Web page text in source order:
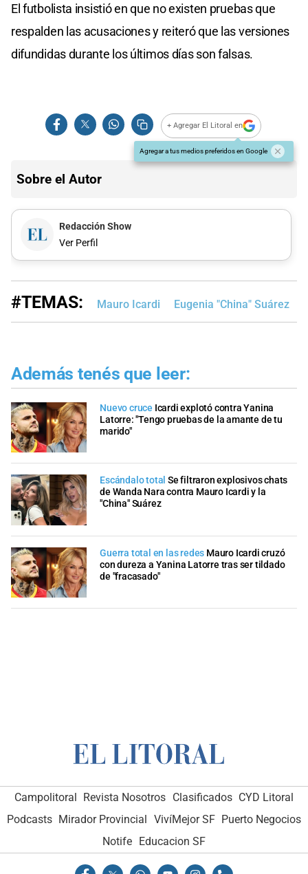
El futbolista insistió en que no existen pruebas que
respalden las acusaciones y reiteró que las versiones
difundidas durante los últimos días son falsas.
+ Agregar El Litoral en
Agregar a tus medios preferidos en Google
Sobre el Autor
Redacción Show
Ver Perfil
#TEMAS: Mauro Icardi Eugenia "China" Suárez
Además tenés que leer:
Nuevo cruce Icardi explotó contra Yanina
Latorre: "Tengo pruebas de la amante de tu
marido"
Escándalo total Se filtraron explosivos chats
de Wanda Nara contra Mauro Icardi y la
"China" Suárez
Guerra total en las redes Mauro Icardi cruzó
con dureza a Yanina Latorre tras ser tildado
de "fracasado"
Campolitoral Revista Nosotros Clasificados CYD Litoral
Podcasts Mirador Provincial VivíMejor SF Puerto Negocios
Notife Educacion SF